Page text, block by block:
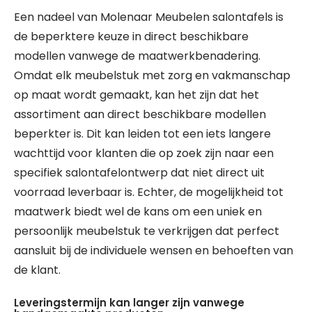
Een nadeel van Molenaar Meubelen salontafels is
de beperktere keuze in direct beschikbare
modellen vanwege de maatwerkbenadering.
Omdat elk meubelstuk met zorg en vakmanschap
op maat wordt gemaakt, kan het zijn dat het
assortiment aan direct beschikbare modellen
beperkter is. Dit kan leiden tot een iets langere
wachttijd voor klanten die op zoek zijn naar een
specifiek salontafelontwerp dat niet direct uit
voorraad leverbaar is. Echter, de mogelijkheid tot
maatwerk biedt wel de kans om een uniek en
persoonlijk meubelstuk te verkrijgen dat perfect
aansluit bij de individuele wensen en behoeften van
de klant.
Leveringstermijn kan langer zijn vanwege